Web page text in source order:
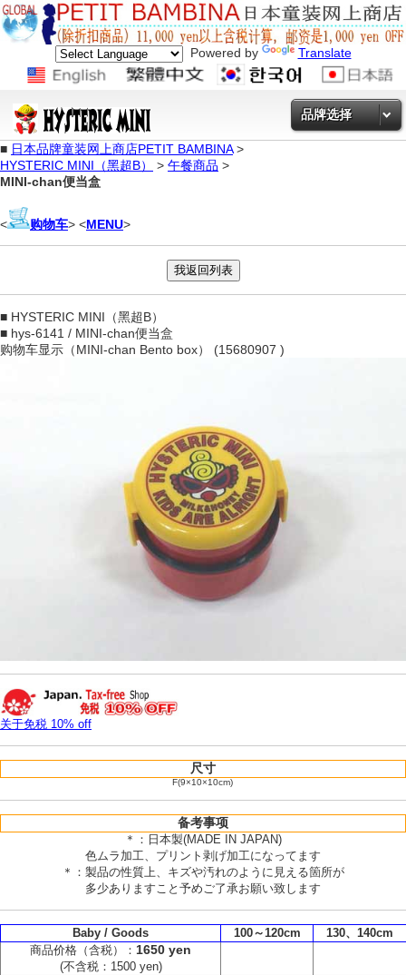
Powered by Translate
品牌选择
■ 日本品牌童装网上商店PETIT BAMBINA>
HYSTERIC MINI（黑超B）
> 午餐商品 >
MINI-chan便当盒
< 购物车> <MENU>
■ HYSTERIC MINI（黑超B）
■ hys-6141 / MINI-chan便当盒
购物车显示（MINI-chan Bento box） (15680907 )
关于免税 10% off
尺寸
F(9×10×10cm)
备考事项
＊：日本製(MADE IN JAPAN)
色ムラ加工、プリント剥げ加工になってます
＊：製品の性質上、キズや汚れのように見える箇所が
多少ありますこと予めご了承お願い致します
Baby / Goods 100～120cm
130、140cm
商品价格（含税）： 1650 yen
(不含税：1500 yen)